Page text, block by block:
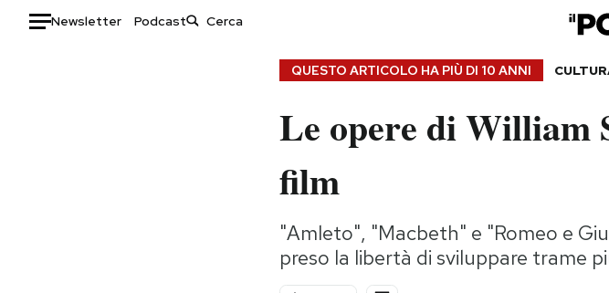
Newsletter Podcast
Storie/Idee
Ok Boomer!
QUESTO ARTICOLO HA PIÙ DI 10 ANNI
Le opere di William
film
"Amleto", "Macbeth" e "Romeo e
preso la libertà di sviluppare trame